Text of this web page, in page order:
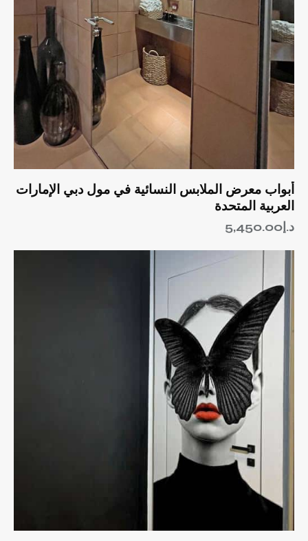
أبواب معرض الملابس النسائية في مول دبي الإمارات
العربية المتحدة
د.إ 5,450.00